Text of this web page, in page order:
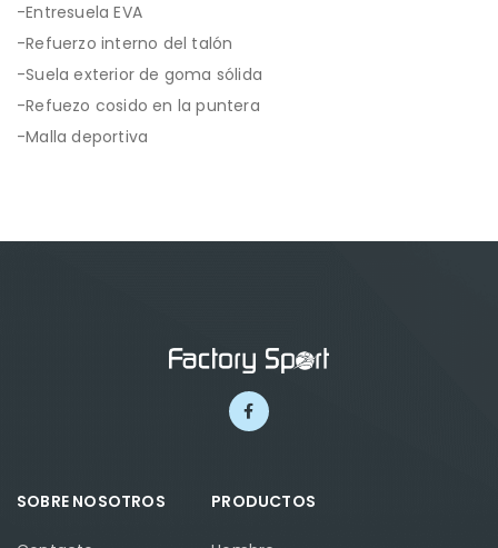
-Entresuela EVA
-Refuerzo interno del talón
-Suela exterior de goma sólida
-Refuezo cosido en la puntera
-Malla deportiva
SOBRE NOSOTROS PRODUCTOS